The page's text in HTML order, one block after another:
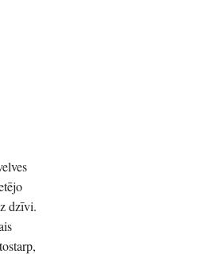
dzīvi.